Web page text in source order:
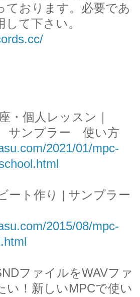
ております。必要であ
て下さい。
・個人レッスン｜
サンプラー 使い方
2021/01/mpc-
ート作り | サンプラー
2015/08/mpc-
ファイルをWAVファ
い！新しいMPCで使い